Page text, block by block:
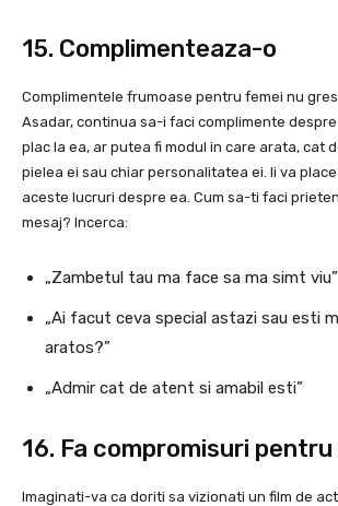
15. Complimenteaza-o
Complimentele frumoase pentru femei nu
Asadar, continua sa-i faci complimente
plac la ea, ar putea fi modul in care arata, cat
pielea ei sau chiar personalitatea ei. Ii va
aceste lucruri despre ea. Cum sa-ti faci
mesaj? Incerca:
„Zambetul tau ma face sa ma simt viu”
„Ai facut ceva special astazi sau esti
aratos?”
„Admir cat de atent si amabil esti”
16. Fa compromisuri pentru
Imaginati-va ca doriti sa vizionati un film de